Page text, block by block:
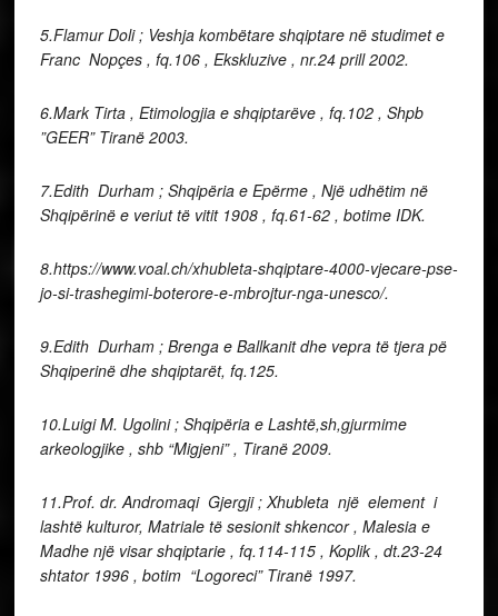
5.Flamur Doli ; Veshja kombëtare shqiptare në studimet e
Franc Nopçes , fq.106 , Ekskluzive , nr.24 prill 2002.
6.Mark Tirta , Etimologjia e shqiptarëve , fq.102 , Shpb
”GEER” Tiranë 2003.
7.Edith Durham ; Shqipëria e Epërme , Një udhëtim në
Shqipërinë e veriut të vitit 1908 , fq.61-62 , botime IDK.
8.https://www.voal.ch/xhubleta-shqiptare-4000-vjecare-pse-
jo-si-trashegimi-boterore-e-mbrojtur-nga-unesco/.
9.Edith Durham ; Brenga e Ballkanit dhe vepra të tjera pë
Shqiperinë dhe shqiptarët, fq.125.
10.Luigi M. Ugolini ; Shqipëria e Lashtë,sh,gjurmime
arkeologjike , shb “Migjeni” , Tiranë 2009.
11.Prof. dr. Andromaqi Gjergji ; Xhubleta një element i
lashtë kulturor, Matriale të sesionit shkencor , Malesia e
Madhe një visar shqiptarie , fq.114-115 , Koplik , dt.23-24
shtator 1996 , botim “Logoreci” Tiranë 1997.